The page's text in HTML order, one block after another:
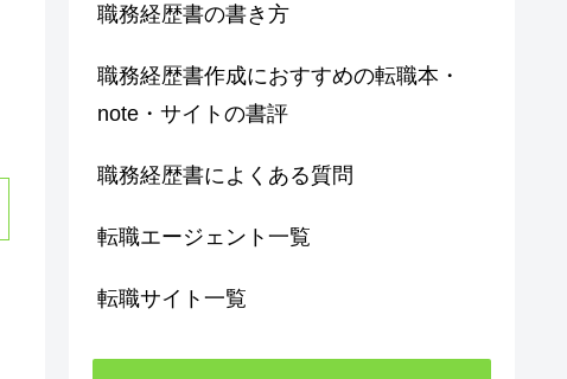
職務経歴書の書き方
職務経歴書作成におすすめの転職本・
note・サイトの書評
職務経歴書によくある質問
転職エージェント一覧
転職サイト一覧